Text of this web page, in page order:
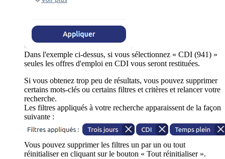
Dans l'exemple ci-dessus, si vous sélectionnez « CDI (941) »
seules les offres d'emploi en CDI vous seront restituées.
Si vous obtenez trop peu de résultats, vous pouvez supprimer
certains mots-clés ou certains filtres et critères et relancer votre
recherche.
Les filtres appliqués à votre recherche apparaissent de la façon
suivante :
Vous pouvez supprimer les filtres un par un ou tout
réinitialiser en cliquant sur le bouton « Tout réinitialiser ».